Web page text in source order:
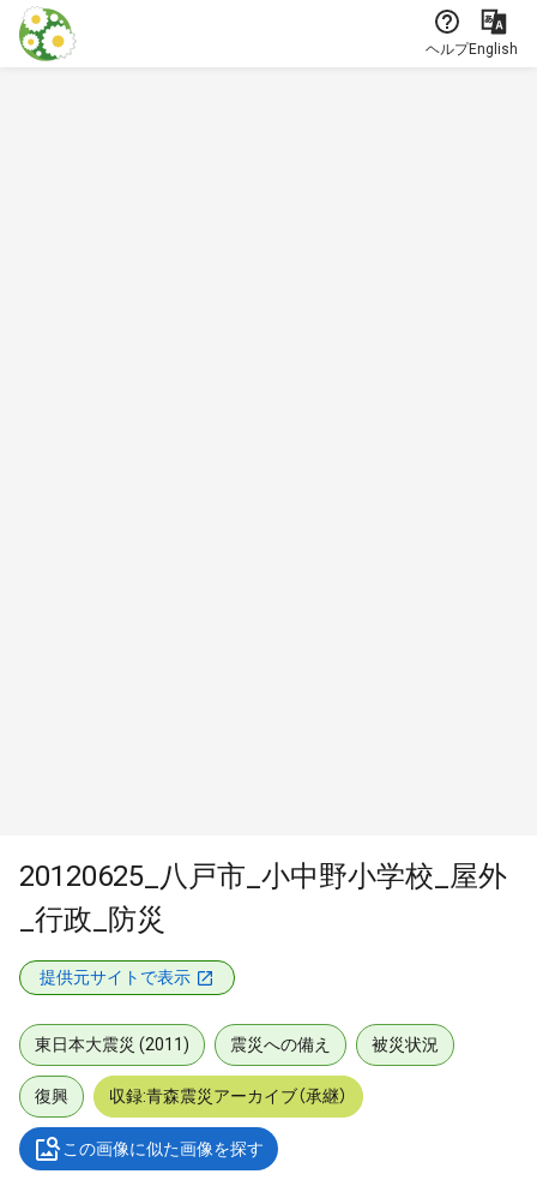
本文に飛ぶ
ヘルプEnglish
20120625_八戸市_小中野小学校_屋外
_行政_防災
提供元サイトで表示
東日本大震災 (2011) 震災への備え 被災状況
復興 収録:青森震災アーカイブ（承継）
この画像に似た画像を探す